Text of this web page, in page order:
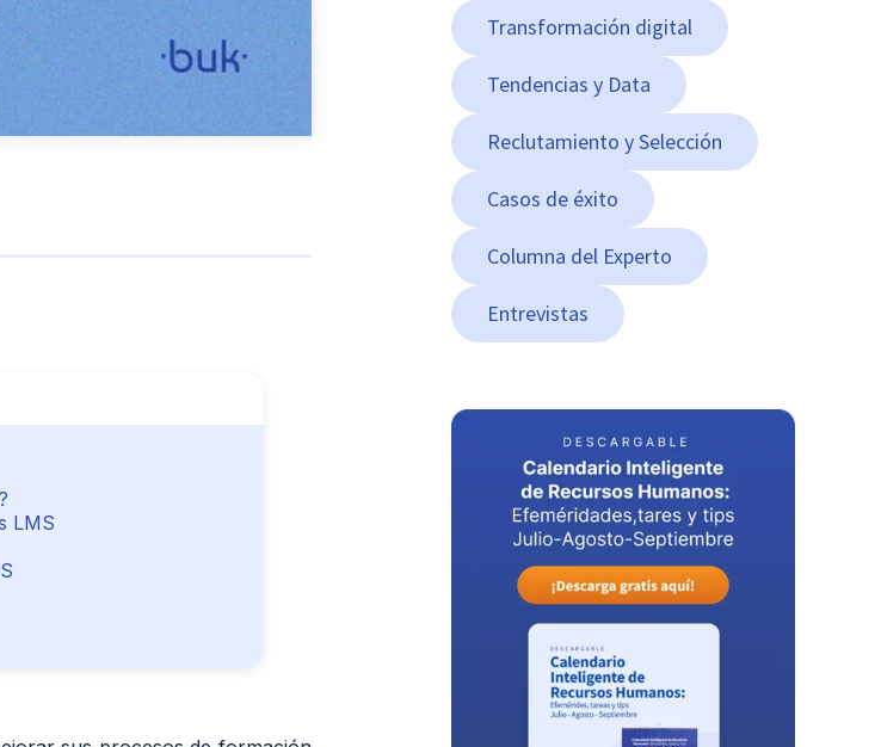
LMS
Transformación digital
Tendencias y Data
Reclutamiento y Selección
Casos de éxito
Columna del Experto
Entrevistas